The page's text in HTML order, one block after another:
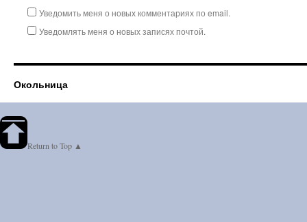
Уведомить меня о новых комментариях по email.
Уведомлять меня о новых записях почтой.
Окольница
Return to Top ▲